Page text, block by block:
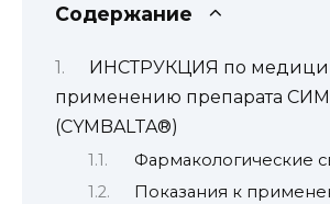
Содержание
ИНСТРУКЦИЯ по
применению препарата
(CYMBALTA®)
Фармакологические
Показания к